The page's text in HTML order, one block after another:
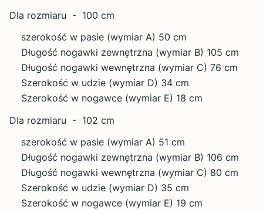
Dla rozmiaru - 100 cm
szerokość w pasie (wymiar A) 50 cm
Długość nogawki zewnętrzna (wymiar B) 105 cm
Długość nogawki wewnętrzna (wymiar C) 76 cm
Szerokość w udzie (wymiar D) 34 cm
Szerokość w nogawce (wymiar E) 18 cm
Dla rozmiaru - 102 cm
szerokość w pasie (wymiar A) 51 cm
Długość nogawki zewnętrzna (wymiar B) 106 cm
Długość nogawki wewnętrzna (wymiar C) 80 cm
Szerokość w udzie (wymiar D) 35 cm
Szerokość w nogawce (wymiar E) 19 cm